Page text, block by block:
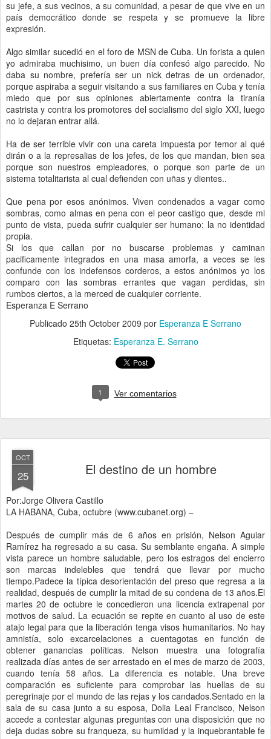
su jefe, a sus vecinos, a su comunidad, a pesar de que vive en un
país democrático donde se respeta y se promueve la libre
expresión.
Algo similar sucedió en el foro de MSN de Cuba. Un forista a quien
yo admiraba muchisimo, un buen día confesó algo parecido. No
daba su nombre, prefería ser un nick detras de un ordenador,
porque aspiraba a seguir visitando a sus familiares en Cuba y tenía
miedo que por sus opiniones abiertamente contra la tiranía
castrista y contra los promotores del socialismo del siglo XXI, luego
no lo dejaran entrar allá.
Ha de ser terrible vivir con una careta impuesta por temor al qué
dirán o a la represalias de los jefes, de los que mandan, bien sea
porque son nuestros empleadores, o porque son parte de un
sistema totalitarista al cual defienden con uñas y dientes..
Que pena por esos anónimos. Viven condenados a vagar como
sombras, como almas en pena con el peor castigo que, desde mi
punto de vista, pueda sufrir cualquier ser humano: la no identidad
propia.
Si los que callan por no buscarse problemas y caminan
pacificamente integrados en una masa amorfa, a veces se les
confunde con los indefensos corderos, a estos anónimos yo los
comparo con las sombras errantes que vagan perdidas, sin
rumbos ciertos, a la merced de cualquier corriente.
Esperanza E Serrano
Publicado 25th October 2009 por Esperanza E Serrano
Etiquetas: Esperanza E. Serrano
1 Ver comentarios
OCT
25 El destino de un hombre
Por:Jorge Olivera Castillo
LA HABANA, Cuba, octubre (www.cubanet.org) –
Después de cumplir más de 6 años en prisión, Nelson Aguiar
Ramírez ha regresado a su casa. Su semblante engaña. A simple
vista parece un hombre saludable, pero los estragos del encierro
son marcas indelebles que tendrá que llevar por mucho
tiempo.Padece la típica desorientación del preso que regresa a la
realidad, después de cumplir la mitad de su condena de 13 años.El
martes 20 de octubre le concedieron una licencia extrapenal por
motivos de salud. La ecuación se repite en cuanto al uso de este
atajo legal para que la liberación tenga visos humanitarios. No hay
amnistía, solo excarcelaciones a cuentagotas en función de
obtener ganancias políticas. Nelson muestra una fotografía
realizada días antes de ser arrestado en el mes de marzo de 2003,
cuando tenía 58 años. La diferencia es notable. Una breve
comparación es suficiente para comprobar las huellas de su
peregrinaje por el mundo de las rejas y los candados.Sentado en la
sala de su casa junto a su esposa, Dolia Leal Francisco, Nelson
accede a contestar algunas preguntas con una disposición que no
deja dudas sobre su franqueza, su humildad y la inquebrantable fe